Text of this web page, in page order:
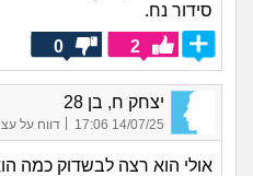
סידור נח.
2
0
יצחק ח, בן 28
14/07/25 17:06
| דווח על
אולי הוא רצה לבשדוק כמה